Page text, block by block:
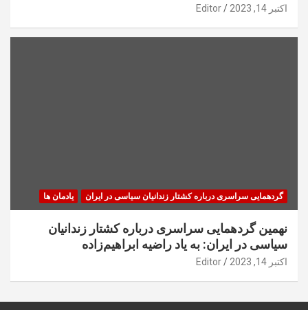
اکتبر 14, 2023 Editor
گردهمایی سراسری درباره کشتار زندانیان سیاسی در ایران یادمان ها
نهمین گردهمایی سراسری درباره کشتار زندانیان
سیاسی در ایران: به یاد راضیه ابراهیم‌زاده
اکتبر 14, 2023 Editor